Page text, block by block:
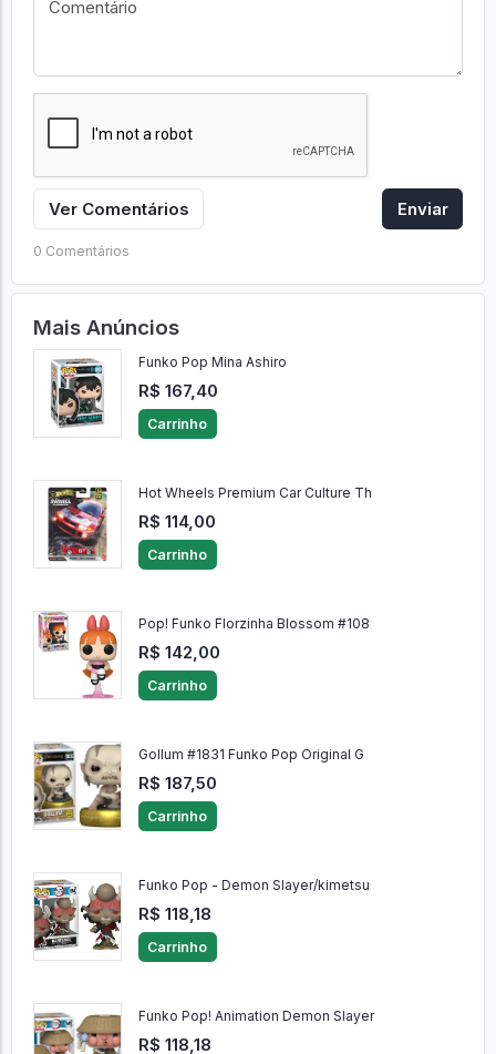
Ver Comentários Enviar
0 Comentários
Mais Anúncios
Funko Pop Mina Ashiro
R$ 167,40
Carrinho
Hot Wheels Premium Car Culture Th
R$ 114,00
Carrinho
Pop! Funko Florzinha Blossom #108
R$ 142,00
Carrinho
Gollum #1831 Funko Pop Original G
R$ 187,50
Carrinho
Funko Pop - Demon Slayer/kimetsu
R$ 118,18
Carrinho
Funko Pop! Animation Demon Slayer
R$ 118,18